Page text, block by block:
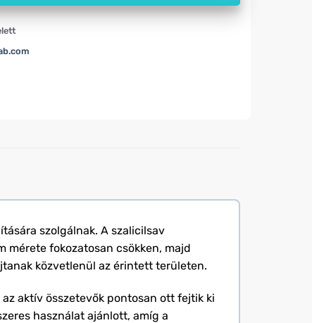
szolgálnak. A szalicilsav
mérete fokozatosan csökken, majd
közvetlenül az érintett területen.
aktív összetevők pontosan ott fejtik ki
használat ajánlott, amíg a